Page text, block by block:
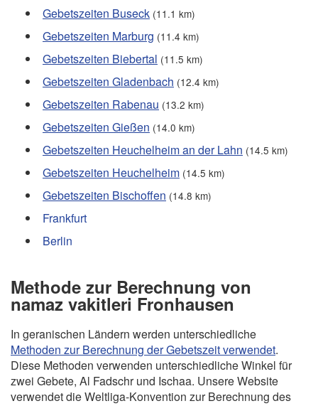
Gebetszeiten Buseck (11.1 km)
Gebetszeiten Marburg (11.4 km)
Gebetszeiten Biebertal (11.5 km)
Gebetszeiten Gladenbach (12.4 km)
Gebetszeiten Rabenau (13.2 km)
Gebetszeiten Gießen (14.0 km)
Gebetszeiten Heuchelheim an der Lahn (14.5 km)
Gebetszeiten Heuchelheim (14.5 km)
Gebetszeiten Bischoffen (14.8 km)
Frankfurt
Berlin
Methode zur Berechnung von
namaz vakitleri Fronhausen
In geranischen Ländern werden unterschiedliche
Methoden zur Berechnung der Gebetszeit verwendet.
Diese Methoden verwenden unterschiedliche Winkel für
zwei Gebete, Al Fadschr und Ischaa. Unsere Website
verwendet die Weltliga-Konvention zur Berechnung des